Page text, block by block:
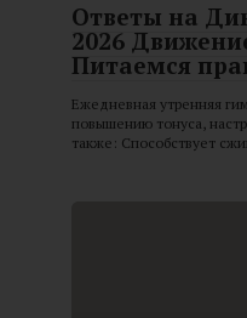
Ответы на
2026
Питаемся
Ежедневная утренняя
повышению тонуса,
также: Способствует